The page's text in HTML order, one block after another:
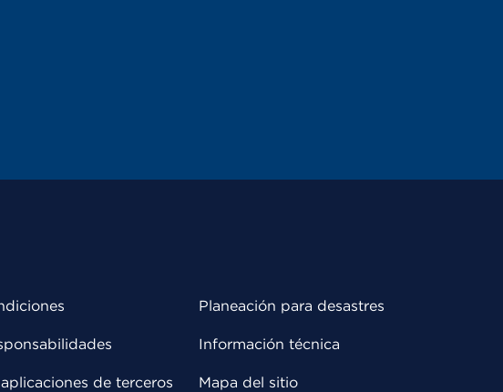
de terceros
Planeación para desastres
Información técnica
Mapa del sitio